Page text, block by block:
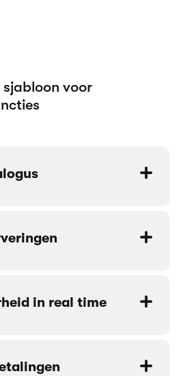
voor
in real time